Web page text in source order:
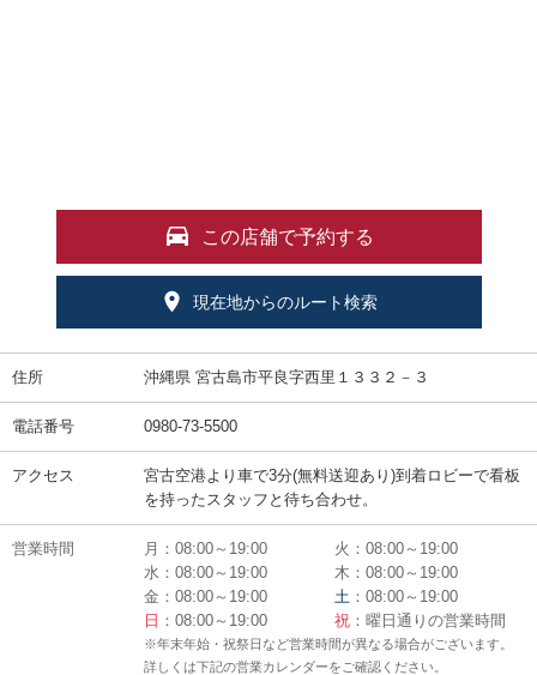
この店舗で予約する
現在地からのルート検索
住所 沖縄県 宮古島市平良字西里１３３２－３
電話番号 0980-73-5500
アクセス
宮古空港より車で3分(無料送迎あり)到着ロビーで看板
を持ったスタッフと待ち合わせ。
営業時間 月：08:00～19:00
火：08:00～19:00
水：08:00～19:00
木：08:00～19:00
金：08:00～19:00
土 ：08:00～19:00
日 ：08:00～19:00 祝 ：曜日通りの営業時間
※年末年始・祝祭日など営業時間が異なる場合がございます。
詳しくは下記の営業カレンダーをご確認ください。